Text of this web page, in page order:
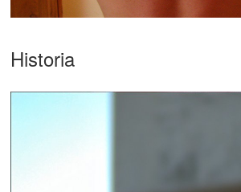
Historia